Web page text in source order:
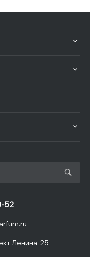
52
Ленина, 25